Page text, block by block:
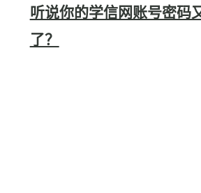
听说你的学信网账号密码
了？